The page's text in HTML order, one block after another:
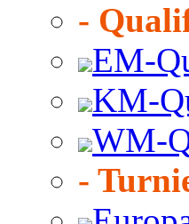
-
EM-
KM-
WM-
-